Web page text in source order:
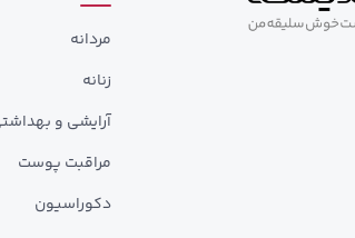
مردانه
زنانه
آرایشی و
مراقبت پوست
دکوراسیون